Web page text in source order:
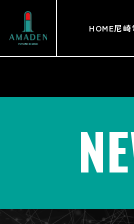
HOME尼崎